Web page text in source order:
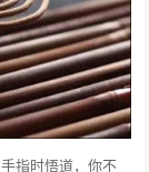
指时悟道，你不